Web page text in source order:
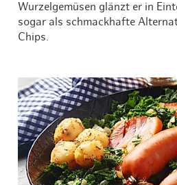
Wurzelgemüsen glänzt er in
sogar als schmackhafte
Chips.